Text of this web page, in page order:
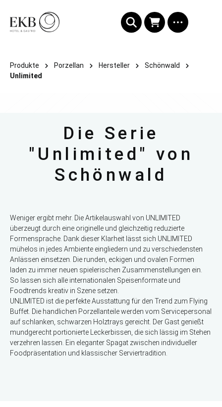
Produkte Porzellan Hersteller
Schönwald
Unlimited
Die Serie
"Unlimited" von
Schönwald
Weniger ergibt mehr. Die Artikelauswahl von UNLIMITED
überzeugt durch eine originelle und gleichzeitig reduzierte
Formensprache. Dank dieser Klarheit lässt sich UNLIMITED
mühelos in jedes Ambiente eingliedern und zu verschiedensten
Anlässen einsetzen. Die runden, eckigen und ovalen Formen
laden zu immer neuen spielerischen Zusammenstellungen ein.
So lassen sich alle internationalen Speisenformate und
Foodtrends kreativ in Szene setzen.
UNLIMITED ist die perfekte Ausstattung für den Trend zum Flying
Buffet. Die handlichen Porzellanteile werden vom Servicepersonal
auf schlanken, schwarzen Holztrays gereicht. Der Gast genießt
mundgerecht portionierte Leckerbissen, die sich lässig im Stehen
verzehren lassen. Ein eleganter Spagat zwischen individueller
Foodpräsentation und klassischer Serviertradition.